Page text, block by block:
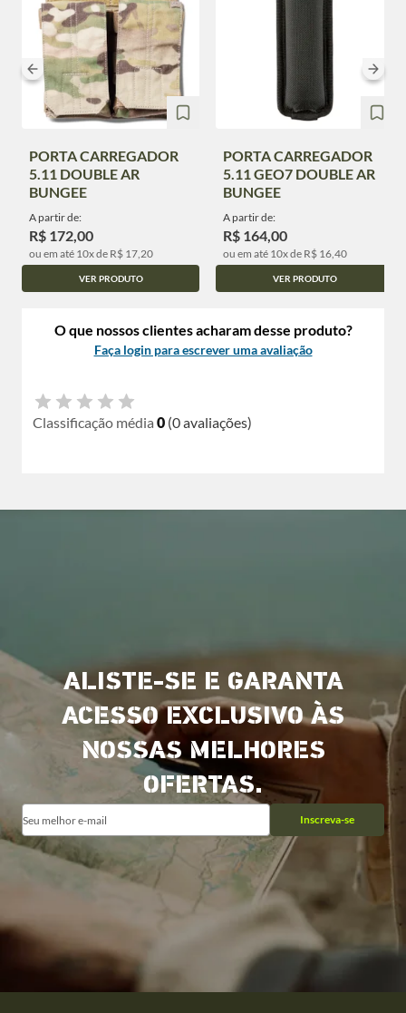
PORTA CARREGADOR
5.11 DOUBLE AR
BUNGEE
A partir de:
R$ 172,00
ou em até 10x de R$ 17,20
VER PRODUTO
PORTA CARREGADOR
5.11 GEO7 DOUBLE AR
BUNGEE
A partir de:
R$ 164,00
ou em até 10x de R$ 16,40
VER PRODUTO
O que nossos clientes acharam desse produto?
Faça login para escrever uma avaliação
Classificação média 0 (0 avaliações)
ALISTE-SE E GARANTA
ACESSO EXCLUSIVO ÀS
NOSSAS MELHORES
OFERTAS.
Inscreva-se